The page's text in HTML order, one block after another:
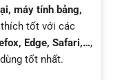
máy tính bảng,
tốt với các
Edge, Safari,…,
tốt nhất.